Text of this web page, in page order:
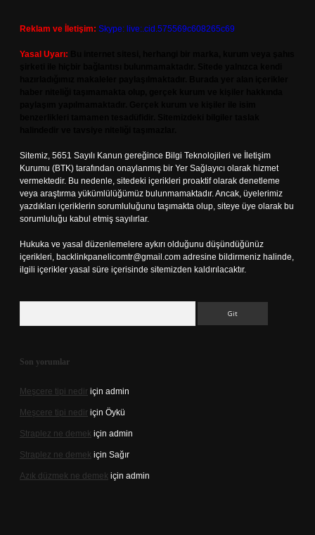
Reklam ve İletişim: Skype: live:.cid.575569c608265c69
Yasal Uyarı:
Sitemiz, 5651 Sayılı Kanun gereğince Bilgi Teknolojileri ve İletişim
Kurumu (BTK) tarafından onaylanmış bir Yer Sağlayıcı olarak hizmet
vermektedir. Bu nedenle, sitedeki içerikleri proaktif olarak denetleme
veya araştırma yükümlülüğümüz bulunmamaktadır. Ancak, üyelerimiz
yazdıkları içeriklerin sorumluluğunu taşımakta olup, siteye üye olarak bu
sorumluluğu kabul etmiş sayılırlar.
Hukuka ve yasal düzenlemelere aykırı olduğunu düşündüğünüz
içerikleri, backlinkpanelicomtr@gmail.com adresine bildirmeniz halinde,
ilgili içerikler yasal süre içerisinde sitemizden kaldırılacaktır.
Son yorumlar
Meşcere tipi nedir için admin
Meşcere tipi nedir için Öykü
Straplez ne demek için admin
Straplez ne demek için Sağır
Azık düzmek ne demek için admin